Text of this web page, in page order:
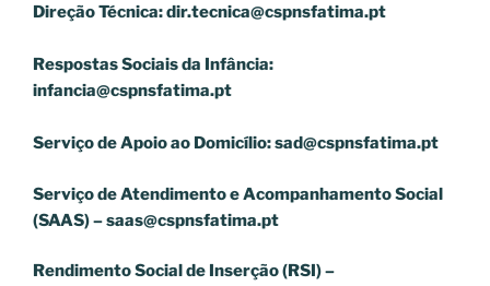
Direção Técnica:dir.tecnica@cspnsfatima.pt
Respostas Sociais da Infância:
infancia@cspnsfatima.pt
Serviço de Apoio ao Domicílio:sad@cspnsfatima.pt
Serviço de Atendimento e Acompanhamento Social
(SAAS) –saas@cspnsfatima.pt
Rendimento Social de Inserção (RSI) –